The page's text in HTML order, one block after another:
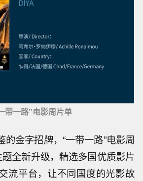
带一路”电影周片单
金字招牌，“一带一路”电影周
题全新升级，精选多国优质影片
流平台，让不同国度的光影故